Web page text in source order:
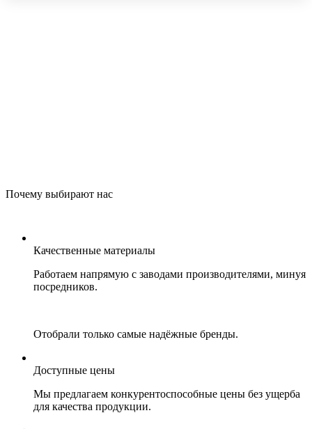
Почему выбирают нас
Качественные материалы
Работаем напрямую с заводами производителями, минуя
посредников.
Отобрали только самые надёжные бренды.
Доступные цены
Мы предлагаем конкурентоспособные цены без ущерба
для качества продукции.